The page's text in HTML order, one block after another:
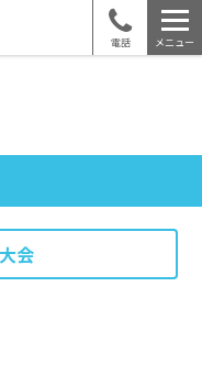
電話 メニュー
会